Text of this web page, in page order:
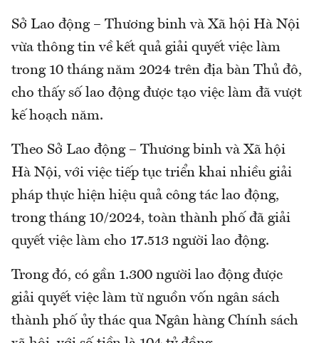
Sở Lao động – Thương binh và Xã hội Hà Nội
vừa thông tin về kết quả giải quyết việc làm
trong 10 tháng năm 2024 trên địa bàn Thủ đô,
cho thấy số lao động được tạo việc làm đã vượt
kế hoạch năm.
Theo Sở Lao động – Thương binh và Xã hội
Hà Nội, với việc tiếp tục triển khai nhiều giải
pháp thực hiện hiệu quả công tác lao động,
trong tháng 10/2024, toàn thành phố đã giải
quyết việc làm cho 17.513 người lao động.
Trong đó, có gần 1.300 người lao động được
giải quyết việc làm từ nguồn vốn ngân sách
thành phố ủy thác qua Ngân hàng Chính sách